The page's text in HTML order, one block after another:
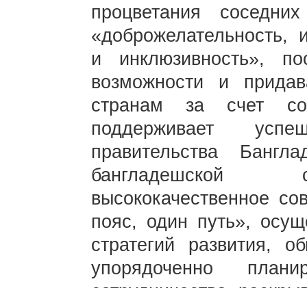
процветания
«доброжелательность,
и инклюзивность»,
возможности и
странам за счет
поддерживает
правительства
бангладешской
высококачественное
пояс, один путь»,
стратегий развития,
упорядоченно